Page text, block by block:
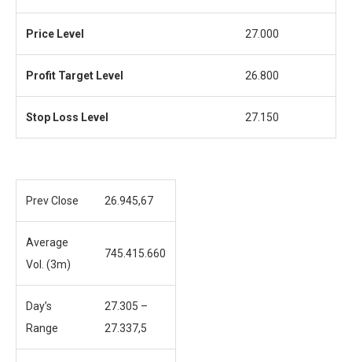
Price Level 27.000
Profit Target Level 26.800
Stop Loss Level 27.150
Prev Close 26.945,67
Average
Vol. (3m)
745.415.660
Day’s
Range
27.305 –
27.337,5